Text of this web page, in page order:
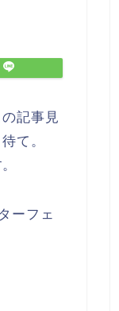
記事見
て。
ーフェ